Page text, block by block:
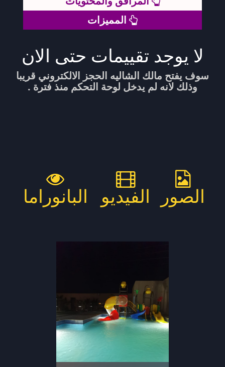
لا يوجد تقييمات حتى الان
سوف يفتح مالك الشاليه الحجز الالكتروني قريبا
وذلك لانه لم يدخل لوحة التحكم منذ فترة .
الصور الفيديو البانوراما